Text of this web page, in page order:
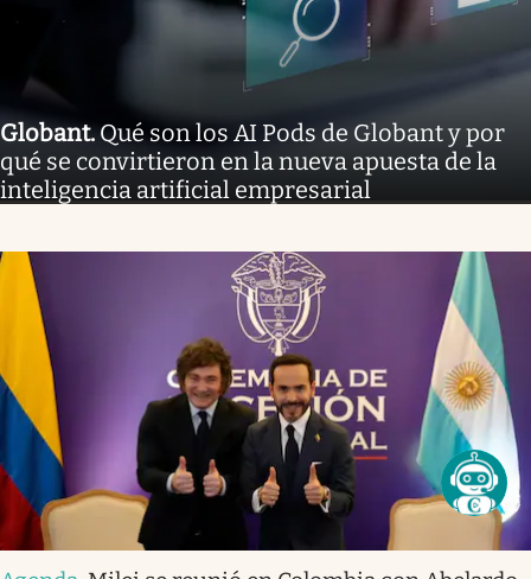
Globant.Qué son los AI Pods de Globant y por
qué se convirtieron en la nueva apuesta de la
inteligencia artificial empresarial